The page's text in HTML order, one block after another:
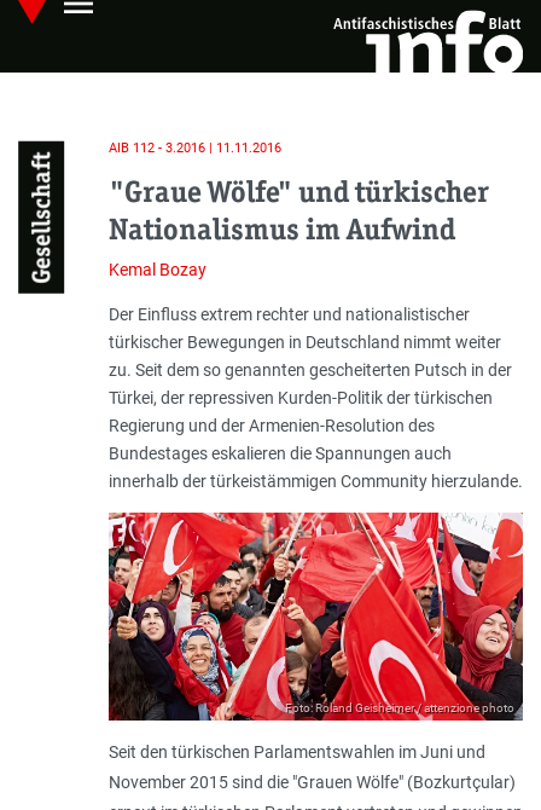
Skip
main
Hauptmenü öffnen
Gesellschaft
AIB 112 - 3.2016 | 11.11.2016
"Graue Wölfe" und türkischer
Nationalismus im Aufwind
Kemal Bozay
Einleitung
Der Einfluss extrem rechter und nationalistischer
türkischer Bewegungen in Deutschland nimmt weiter
zu. Seit dem so genannten gescheiterten Putsch in der
Türkei, der repressiven Kurden-Politik der türkischen
Regierung und der Armenien-Resolution des
Bundestages eskalieren die Spannungen auch
innerhalb der türkeistämmigen Community hierzulande.
Foto: Roland Geisheimer / attenzione photo
Seit den türkischen Parlamentswahlen im Juni und
November 2015 sind die "Grauen Wölfe" (Bozkurtçular)